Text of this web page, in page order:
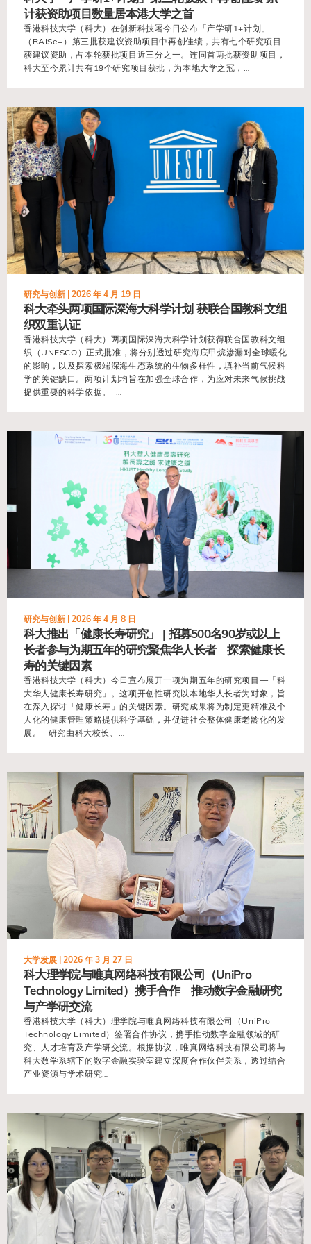
计获资助项目数量居本港大学之首
香港科技大学（科大）在创新科技署今日公布「产学研1+计划」
（RAISe+）第三批获建议资助项目中再创佳绩，共有七个研究项目
获建议资助，占本轮获批项目近三分之一。连同首两批获资助项目，
科大至今累计共有19个研究项目获批，为本地大学之冠，…
研究与创新 | 2026 年 4 月 19 日
科大牵头两项国际深海大科学计划 获联合国教科文组
织双重认证
香港科技大学（科大）两项国际深海大科学计划获得联合国教科文组
织（UNESCO）正式批准，将分别透过研究海底甲烷渗漏对全球暖化
的影响，以及探索极端深海生态系统的生物多样性，填补当前气候科
学的关键缺口。两项计划均旨在加强全球合作，为应对未来气候挑战
提供重要的科学依据。 …
view
研究与创新 | 2026 年 4 月 8 日
科大推出「健康长寿研究」 | 招募500名90岁或以上
长者参与为期五年的研究聚焦华人长者 探索健康长
寿的关键因素
香港科技大学（科大）今日宣布展开一项为期五年的研究项目—「科
大华人健康长寿研究」。这项开创性研究以本地华人长者为对象，旨
在深入探讨「健康长寿」的关键因素。研究成果将为制定更精准及个
人化的健康管理策略提供科学基础，并促进社会整体健康老龄化的发
展。 研究由科大校长、…
大学发展 | 2026 年 3 月 27 日
科大理学院与唯真网络科技有限公司（UniPro
Technology Limited）携手合作 推动数字金融研究
与产学研交流
香港科技大学（科大）理学院与唯真网络科技有限公司（UniPro
Technology Limited）签署合作协议，携手推动数字金融领域的研
究、人才培育及产学研交流。根据协议，唯真网络科技有限公司将与
科大数学系辖下的数字金融实验室建立深度合作伙伴关系，透过结合
产业资源与学术研究…
view